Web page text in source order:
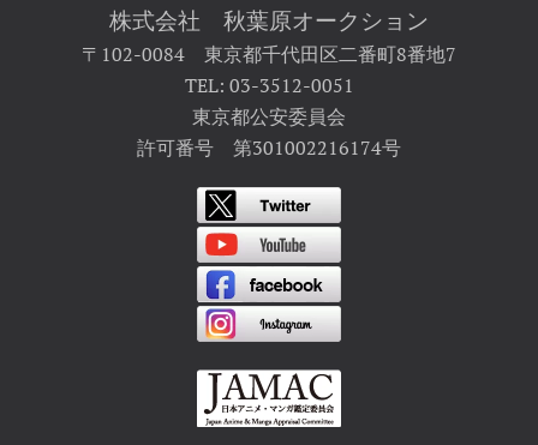
株式会社 秋葉原オークション
〒102-0084 東京都千代田区二番町8番地7
TEL: 03-3512-0051
東京都公安委員会
許可番号 第301002216174号